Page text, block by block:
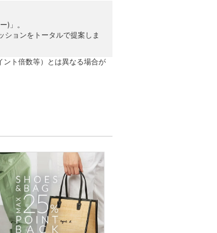
)」。
ョンをトータルで提案しま
ト倍数等）とは異なる場合が